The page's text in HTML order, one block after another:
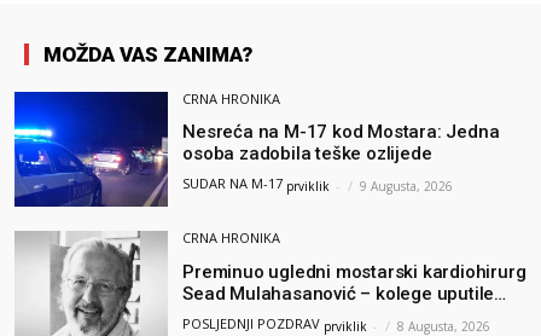
MOŽDA VAS ZANIMA?
CRNA HRONIKA
Nesreća na M-17 kod Mostara: Jedna
osoba zadobila teške ozlijede
SUDAR NA M-17 prviklik - 9 Augusta, 2026
CRNA HRONIKA
Preminuo ugledni mostarski kardiohirurg
Sead Mulahasanović – kolege uputile
emotivnu oproštajnu poruku
POSLJEDNJI POZDRAV prviklik - 8 Augusta, 2026